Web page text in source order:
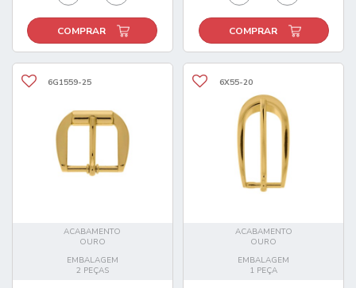
COMPRAR COMPRAR
6G1559-25
ACABAMENTO
OURO
EMBALAGEM
2 PEÇAS
6X55-20
ACABAMENTO
OURO
EMBALAGEM
1 PEÇA